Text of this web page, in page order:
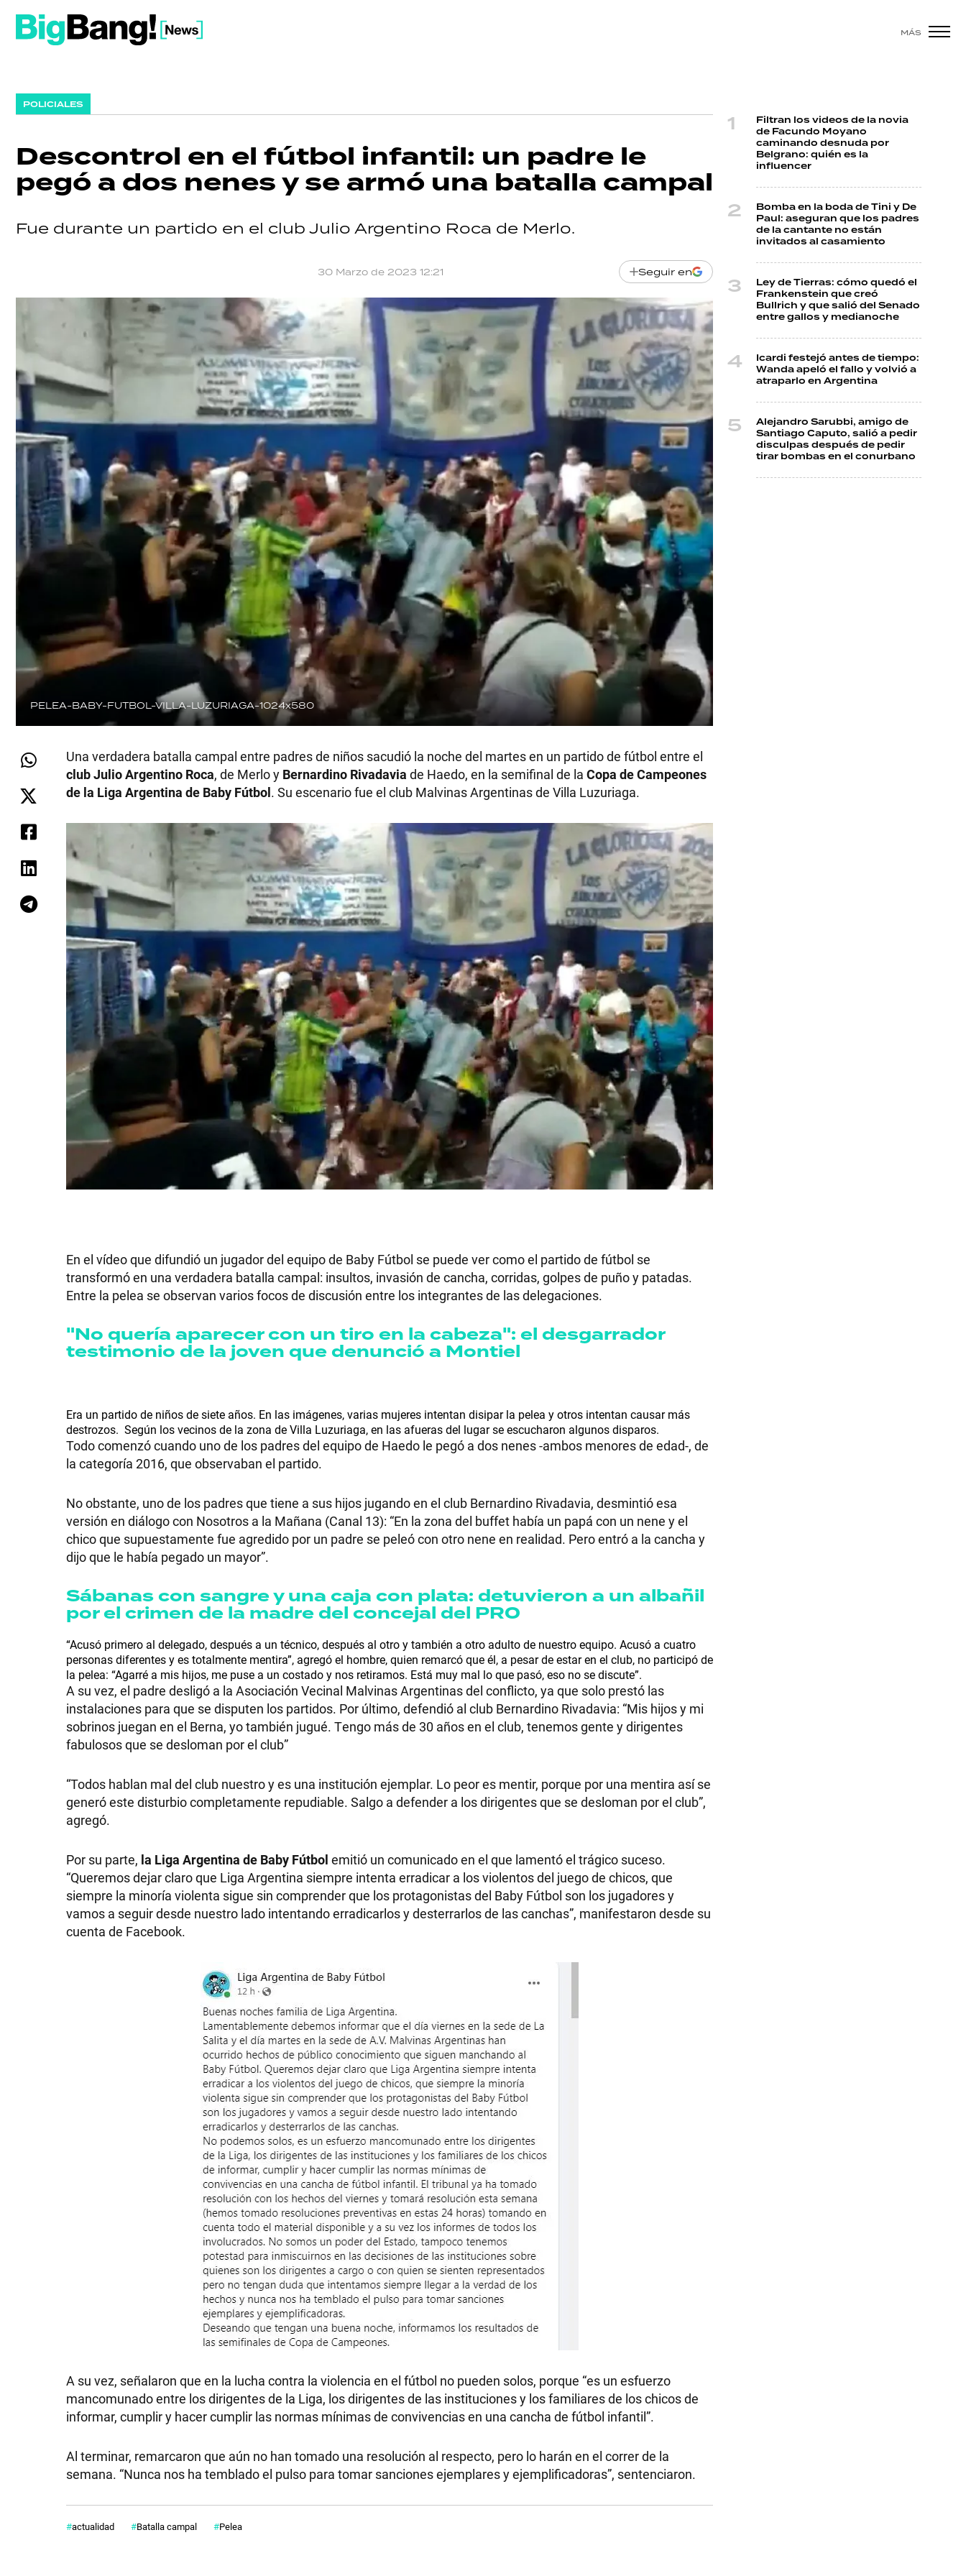
MÁS
POLICIALES
Descontrol en el fútbol infantil: un padre le
pegó a dos nenes y se armó una batalla campal
Fue durante un partido en el club Julio Argentino Roca de Merlo.
30 Marzo de 2023 12:21 Seguir en
PELEA-BABY-FUTBOL-VILLA-LUZURIAGA-1024x580
Una verdadera batalla campal entre padres de niños sacudió la noche del martes en un partido de fútbol entre el
club Julio Argentino Roca, de Merlo y Bernardino Rivadavia de Haedo, en la semifinal de la Copa de Campeones
de la Liga Argentina de Baby Fútbol. Su escenario fue el club Malvinas Argentinas de Villa Luzuriaga.
En el vídeo que difundió un jugador del equipo de Baby Fútbol se puede ver como el partido de fútbol se
transformó en una verdadera batalla campal: insultos, invasión de cancha, corridas, golpes de puño y patadas.
Entre la pelea se observan varios focos de discusión entre los integrantes de las delegaciones.
"No quería aparecer con un tiro en la cabeza": el desgarrador
testimonio de la joven que denunció a Montiel
Era un partido de niños de siete años. En las imágenes, varias mujeres intentan disipar la pelea y otros intentan causar más
destrozos. Según los vecinos de la zona de Villa Luzuriaga, en las afueras del lugar se escucharon algunos disparos.
Todo comenzó cuando uno de los padres del equipo de Haedo le pegó a dos nenes -ambos menores de edad-, de
la categoría 2016, que observaban el partido.
No obstante, uno de los padres que tiene a sus hijos jugando en el club Bernardino Rivadavia, desmintió esa
versión en diálogo con Nosotros a la Mañana (Canal 13): “En la zona del buffet había un papá con un nene y el
chico que supuestamente fue agredido por un padre se peleó con otro nene en realidad. Pero entró a la cancha y
dijo que le había pegado un mayor”.
Sábanas con sangre y una caja con plata: detuvieron a un albañil
por el crimen de la madre del concejal del PRO
“Acusó primero al delegado, después a un técnico, después al otro y también a otro adulto de nuestro equipo. Acusó a cuatro
personas diferentes y es totalmente mentira”, agregó el hombre, quien remarcó que él, a pesar de estar en el club, no participó de
la pelea: “Agarré a mis hijos, me puse a un costado y nos retiramos. Está muy mal lo que pasó, eso no se discute”.
A su vez, el padre desligó a la Asociación Vecinal Malvinas Argentinas del conflicto, ya que solo prestó las
instalaciones para que se disputen los partidos. Por último, defendió al club Bernardino Rivadavia: “Mis hijos y mi
sobrinos juegan en el Berna, yo también jugué. Tengo más de 30 años en el club, tenemos gente y dirigentes
fabulosos que se desloman por el club”
“Todos hablan mal del club nuestro y es una institución ejemplar. Lo peor es mentir, porque por una mentira así se
generó este disturbio completamente repudiable. Salgo a defender a los dirigentes que se desloman por el club”,
agregó.
Por su parte, la Liga Argentina de Baby Fútbol emitió un comunicado en el que lamentó el trágico suceso.
“Queremos dejar claro que Liga Argentina siempre intenta erradicar a los violentos del juego de chicos, que
siempre la minoría violenta sigue sin comprender que los protagonistas del Baby Fútbol son los jugadores y
vamos a seguir desde nuestro lado intentando erradicarlos y desterrarlos de las canchas”, manifestaron desde su
cuenta de Facebook.
A su vez, señalaron que en la lucha contra la violencia en el fútbol no pueden solos, porque “es un esfuerzo
mancomunado entre los dirigentes de la Liga, los dirigentes de las instituciones y los familiares de los chicos de
informar, cumplir y hacer cumplir las normas mínimas de convivencias en una cancha de fútbol infantil”.
Al terminar, remarcaron que aún no han tomado una resolución al respecto, pero lo harán en el correr de la
semana. “Nunca nos ha temblado el pulso para tomar sanciones ejemplares y ejemplificadoras”, sentenciaron.
actualidad Batalla campal Pelea
Filtran los videos de la novia
de Facundo Moyano
caminando desnuda por
Belgrano: quién es la
influencer
Bomba en la boda de Tini y De
Paul: aseguran que los padres
de la cantante no están
invitados al casamiento
Ley de Tierras: cómo quedó el
Frankenstein que creó
Bullrich y que salió del Senado
entre gallos y medianoche
Icardi festejó antes de tiempo:
Wanda apeló el fallo y volvió a
atraparlo en Argentina
Alejandro Sarubbi, amigo de
Santiago Caputo, salió a pedir
disculpas después de pedir
tirar bombas en el conurbano
POLÍTICA
ACTUALIDAD
POLICIALES
ECONOMÍA
GRAN
HERMANO
SALUD
DEPORTES
TECNOLOGÍA
HORÓSCOPO
Seguinos